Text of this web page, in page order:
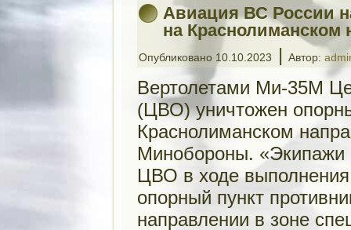
Авиация ВС России
на Краснолиманском
Опубликовано 10.10.2023 | Автор:
Вертолетами Ми-35М
(ЦВО) уничтожен
Краснолиманском
Минобороны.
ЦВО в ходе
опорный пункт
направлении в зоне